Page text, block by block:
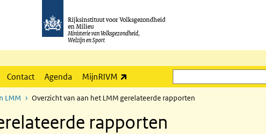
Rijksinstituut voor Volksgezondheid
en Milieu
Ministerie van Volksgezondheid,
Welzijn en Sport
Contact Agenda MijnRIVM
Zoeken
LMM Overzicht van aan het LMM gerelateerde rapporten
rapporten